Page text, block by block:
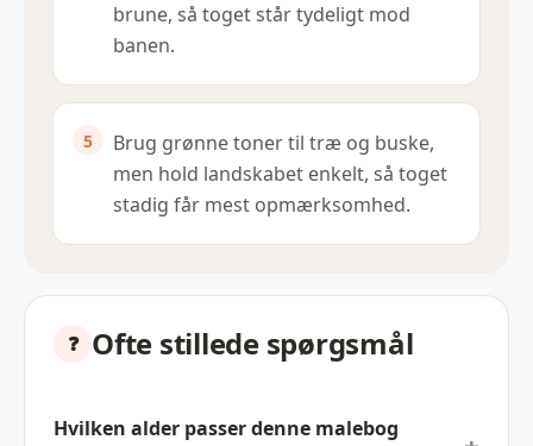
brune, så toget står tydeligt mod
banen.
Brug grønne toner til træ og buske,
men hold landskabet enkelt, så toget
stadig får mest opmærksomhed.
Ofte stillede spørgsmål
Hvilken alder passer denne malebog